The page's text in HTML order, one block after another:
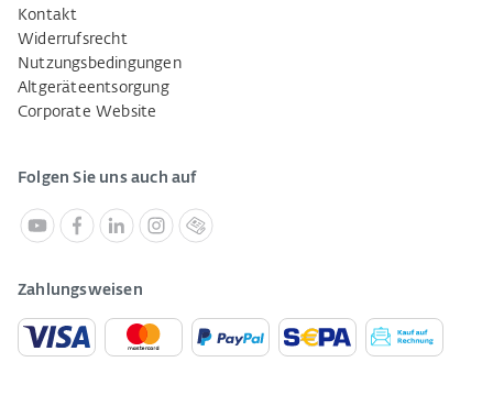
Kontakt
Widerrufsrecht
Nutzungsbedingungen
Altgeräteentsorgung
Corporate Website
Folgen Sie uns auch auf
Zahlungsweisen